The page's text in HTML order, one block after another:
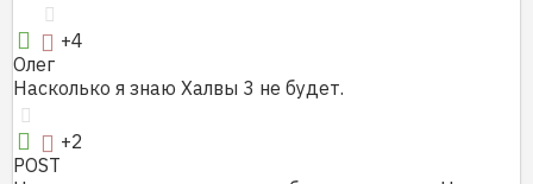
+4
Олег
Насколько я знаю Халвы 3 не будет.
+2
POST